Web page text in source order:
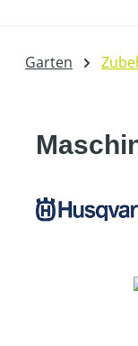
Garten
Bildergalerie